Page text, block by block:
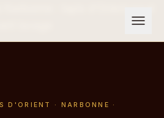
D'ORIENT · NARBONNE ·